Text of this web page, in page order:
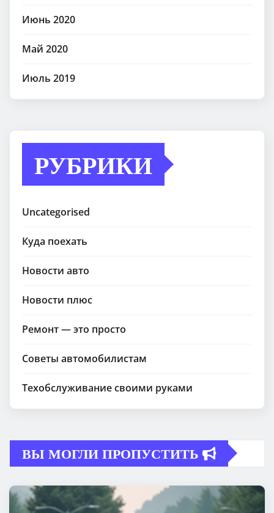
Июнь 2020
Май 2020
Июль 2019
РУБРИКИ
Uncategorised
Куда поехать
Новости авто
Новости плюс
Ремонт — это просто
Советы автомобилистам
Техобслуживание своими руками
ВЫ МОГЛИ ПРОПУСТИТЬ